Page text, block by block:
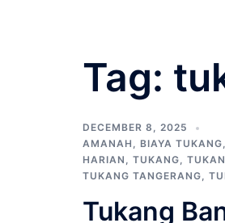
Tag:
DECEMBER 8, 2025
AMANAH , BIAYA TUKANG,
HARIAN , TUKANG,
TUKANG TANGERANG,
Tukang